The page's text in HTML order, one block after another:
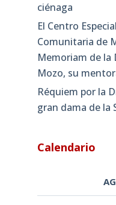
ciénaga
El Centro
Comunitaria de
Memoriam de la
Mozo, su
Réquiem por la
gran dama de la
Calendario